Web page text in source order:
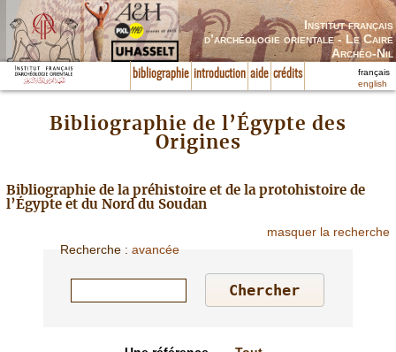
Institut français
d’archéologie orientale - Le Caire
Archéo-Nil
bibliographie introduction aide crédits
français
english
Bibliographie de l’Égypte des
Origines
Bibliographie de la préhistoire et de la protohistoire de
l’Égypte et du Nord du Soudan
masquer la recherche
Recherche :avancée